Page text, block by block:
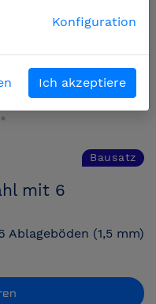
Bausatz
mit 6
(1,5 mm)
Konfiguration
Ich akzeptiere